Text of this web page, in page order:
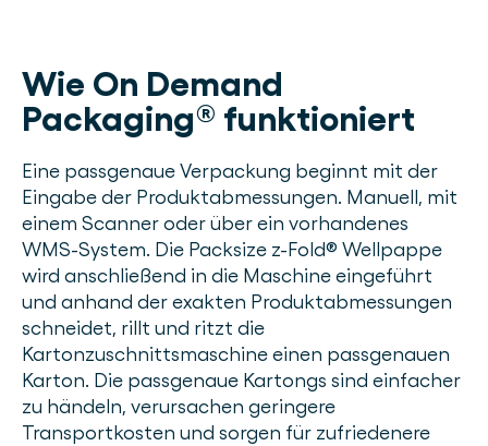
Wie On Demand
Packaging® funktioniert
Eine passgenaue Verpackung beginnt mit der
Eingabe der Produktabmessungen. Manuell, mit
einem Scanner oder über ein vorhandenes
WMS-System. Die Packsize z-Fold® Wellpappe
wird anschließend in die Maschine eingeführt
und anhand der exakten Produktabmessungen
schneidet, rillt und ritzt die
Kartonzuschnittsmaschine einen passgenauen
Karton. Die passgenaue Kartongs sind einfacher
zu händeln, verursachen geringere
Transportkosten und sorgen für zufriedenere